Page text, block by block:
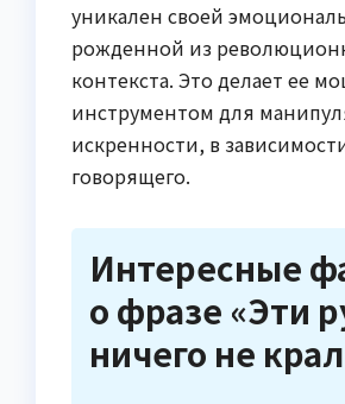
уникален своей
рожденной из
контекста. Это делает ее
инструментом для
искренности, в
говорящего.
Интересные
о фразе «Эти
ничего не